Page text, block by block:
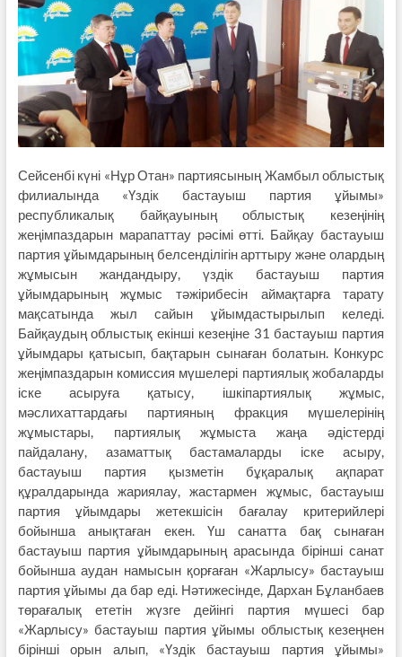
Сейсенбі күні «Нұр Отан» партиясының Жамбыл облыстық
филиалында «Үздік бастауыш партия ұйымы»
республикалық байқауының облыстық кезеңінің
жеңімпаздарын марапаттау рәсімі өтті. Байқау бастауыш
партия ұйымдарының белсенділігін арттыру және олардың
жұмысын жандандыру, үздік бастауыш партия
ұйымдарының жұмыс тәжірибесін аймақтарға тарату
мақсатында жыл сайын ұйымдастырылып келеді.
Байқаудың облыстық екінші кезеңіне 31 бастауыш партия
ұйымдары қатысып, бақтарын сынаған болатын. Конкурс
жеңімпаздарын комиссия мүшелері партиялық жобаларды
іске асыруға қатысу, ішкіпартиялық жұмыс,
мәслихаттардағы партияның фракция мүшелерінің
жұмыстары, партиялық жұмыста жаңа әдістерді
пайдалану, азаматтық бастамаларды іске асыру,
бастауыш партия қызметін бұқаралық ақпарат
құралдарында жариялау, жастармен жұмыс, бастауыш
партия ұйымдары жетекшісін бағалау критерийлері
бойынша анықтаған екен. Үш санатта бақ сынаған
бастауыш партия ұйымдарының арасында бірінші санат
бойынша аудан намысын қорғаған «Жарлысу» бастауыш
партия ұйымы да бар еді. Нәтижесінде, Дархан Бұланбаев
төрағалық ететін жүзге дейінгі партия мүшесі бар
«Жарлысу» бастауыш партия ұйымы облыстық кезеңнен
бірінші орын алып, «Үздік бастауыш партия ұйымы»